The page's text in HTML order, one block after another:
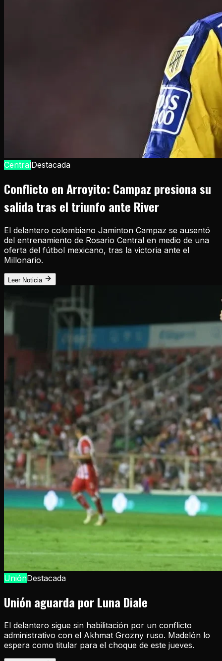
CentralDestacada
Conflicto en Arroyito: Campaz presiona su
salida tras el triunfo ante River
El delantero colombiano Jaminton Campaz se ausentó
del entrenamiento de Rosario Central en medio de una
oferta del fútbol mexicano, tras la victoria ante el
Millonario.
Leer Noticia
UniónDestacada
Unión aguarda por Luna Diale
El delantero sigue sin habilitación por un conflicto
administrativo con el Akhmat Grozny ruso. Madelón lo
espera como titular para el choque de este jueves.